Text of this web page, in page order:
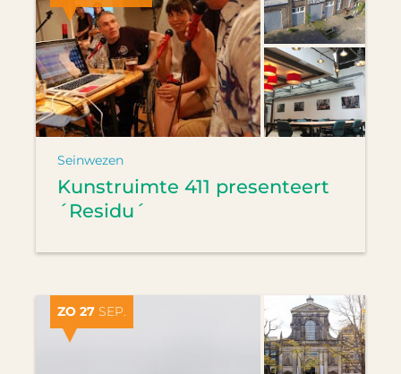
Seinwezen
Kunstruimte 411 presenteert
´Residu´
ZO 27 SEP.